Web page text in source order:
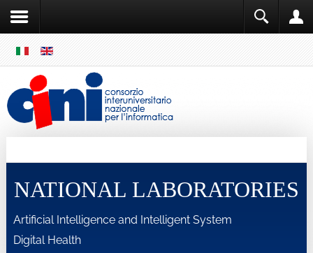
MENU
NATIONAL LABORATORIES
Artificial Intelligence and Intelligent System
Digital Health